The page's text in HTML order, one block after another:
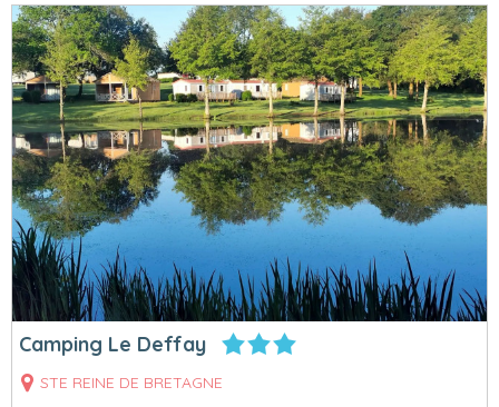
Camping Le Deffay
STE REINE DE BRETAGNE